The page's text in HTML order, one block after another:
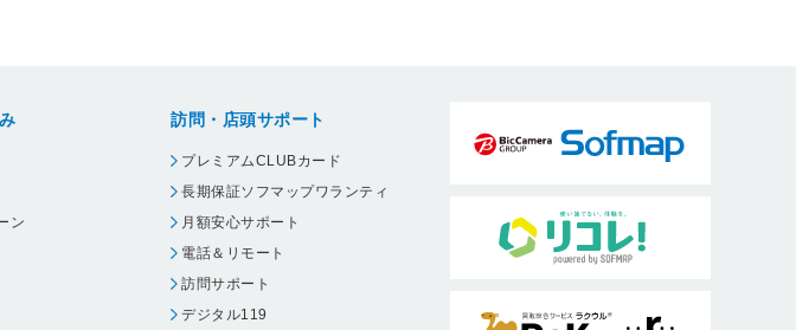
ン
訪問・店頭サポート
プレミアムCLUBカード
長期保証ソフマップワランティ
月額安心サポート
電話＆リモート
訪問サポート
デジタル119